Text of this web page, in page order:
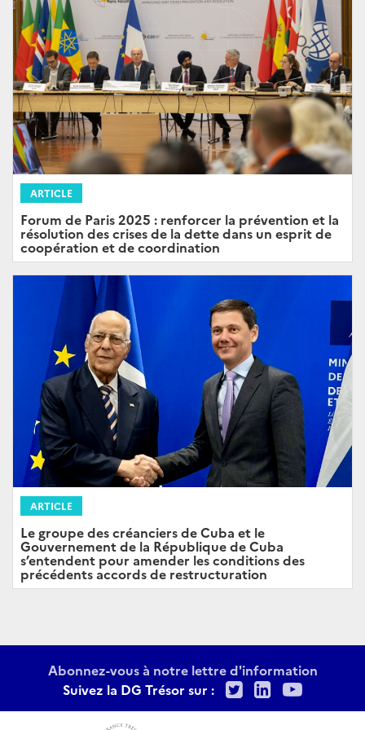
ARTICLE
Forum de Paris 2025 : renforcer la prévention et la
résolution des crises de la dette dans un esprit de
coopération et de coordination
ARTICLE
Le groupe des créanciers de Cuba et le
Gouvernement de la République de Cuba
s’entendent pour amender les conditions des
précédents accords de restructuration
Abonnez-vous à notre lettre d'information
Suivez la DG Trésor sur :
TwitterLinkedIn